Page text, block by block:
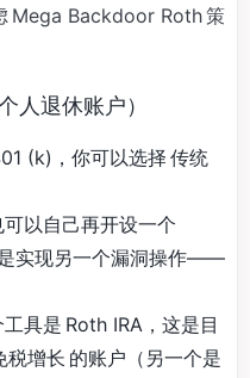
Mega Backdoor Roth 策
人退休账户）
(k)，你可以选择 传统
以自己再开设一个
实现另一个漏洞操作——
具是 Roth IRA，这是目
增长 的账户（另一个是